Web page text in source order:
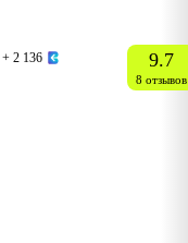
+ 2 136 9.7
8 отзывов